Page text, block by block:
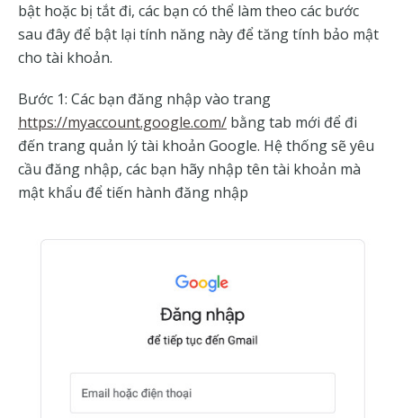
bật hoặc bị tắt đi, các bạn có thể làm theo các bước
sau đây để bật lại tính năng này để tăng tính bảo mật
cho tài khoản.
Bước 1: Các bạn đăng nhập vào trang
https://myaccount.google.com/ bằng tab mới để đi
đến trang quản lý tài khoản Google. Hệ thống sẽ yêu
cầu đăng nhập, các bạn hãy nhập tên tài khoản mà
mật khẩu để tiến hành đăng nhập